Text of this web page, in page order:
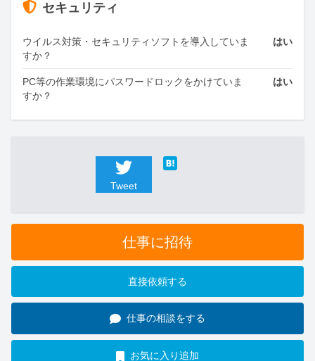
セキュリティ
ウイルス対策・セキュリティソフトを導入していま
すか？
はい
PC等の作業環境にパスワードロックをかけていま
すか？
はい
Tweet
仕事に招待
直接依頼する
仕事の相談をする
お気に入り追加